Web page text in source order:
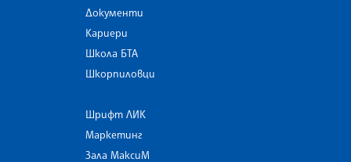
Документи
Кариери
Школа БТА
Шкорпиловци
Шрифт ЛИК
Маркетинг
Зала МаксиМ